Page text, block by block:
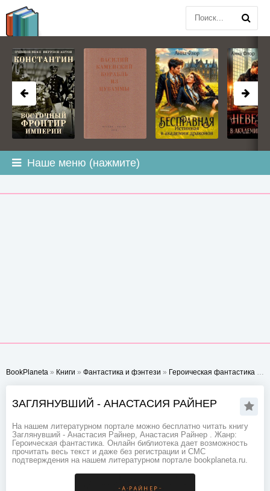
Наше меню (нажмите)
BookPlaneta » Книги » Фантастика и фэнтези » Героическая фантастика
ЗАГЛЯНУВШИЙ - АНАСТАСИЯ РАЙНЕР
На нашем литературном портале можно бесплатно читать книгу
Заглянувший - Анастасия Райнер, Анастасия Райнер . Жанр:
Героическая фантастика. Онлайн библиотека дает возможность
прочитать весь текст и даже без регистрации и СМС
подтверждения на нашем литературном портале bookplaneta.ru.
BOOKPLANETA.COM